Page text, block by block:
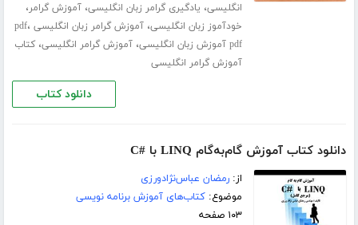
انگلیسی، یادگیری گرامر زبان انگلیسی،آموزش گرامر،
خودآموز زبان انگلیسی،آموزش گرامر زبان انگلیسی pdf ،
pdf آموزش زبان انگلیسی ،آموزش گرامر انگلیسی،کتاب
آموزش گرامر انگلیسی
دانلود کتاب
دانلود کتاب آموزش گام‌به‌گام LINQ با #C
از:رمضان عباس‌نژادورزی
موضوع:کتاب‌های آموزش برنامه نویسی
۱۰۳ صفحه